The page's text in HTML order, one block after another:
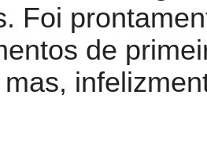
Foi
de
mas,